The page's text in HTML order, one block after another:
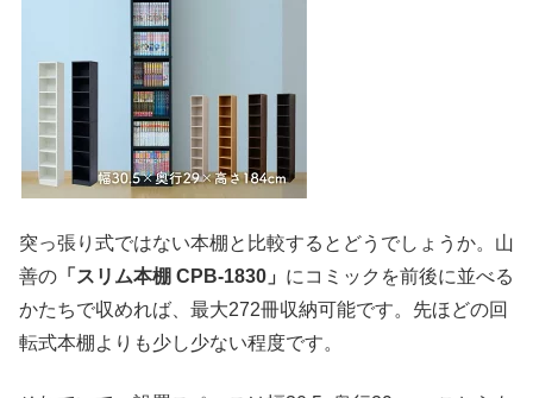
突っ張り式ではない本棚と比較するとどうでしょうか。山
善の 「スリム本棚 CPB-1830」 にコミックを前後に並べる
かたちで収めれば、最大272冊収納可能です。先ほどの回
転式本棚よりも少し少ない程度です。